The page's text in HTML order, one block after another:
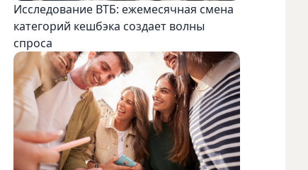
Исследование ВТБ: ежемесячная смена
категорий кешбэка создает волны
спроса